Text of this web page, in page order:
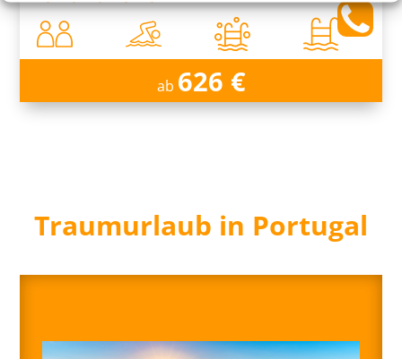
ab 626 €
Traumurlaub in Portugal